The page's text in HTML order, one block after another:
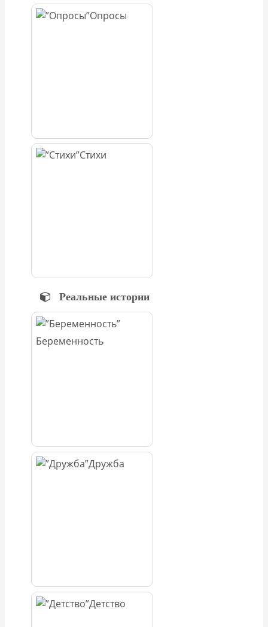
Опросы
Стихи
Реальные истории
Беременность
Дружба
Детство